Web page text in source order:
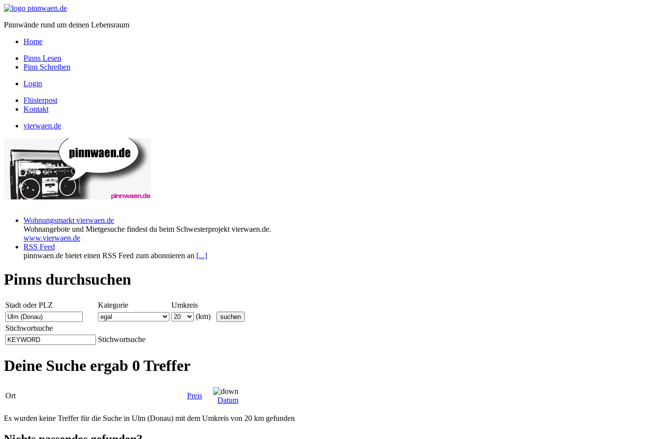
Pinnwände rund um deinen Lebensraum
Home
Pinns Lesen
Pinn Schreiben
Login
Flüsterpost
Kontakt
vierwaen.de
Wohnungsmarkt vierwaen.de
Wohnangebote und Mietgesuche findest du beim Schwesterprojekt vierwaen.de.
www.vierwaen.de
RSS Feed
pinnwaen.de bietet einen RSS Feed zum abonnieren an [...]
Pinns durchsuchen
Stadt oder PLZ Kategorie
Umkreis
(km)
Stichwortsuche
Stichwortsuche
Deine Suche ergab 0 Treffer
Ort Preis
Datum
Es wurden keine Treffer für die Suche in Ulm (Donau) mit dem Umkreis von 20 km gefunden